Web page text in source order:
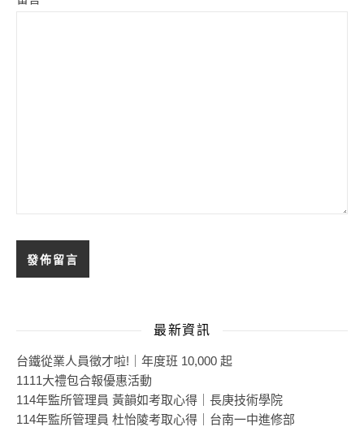
最新資訊
台鐵從業人員徵才啦!｜年度班 10,000 起
1111大禮包合報優惠活動
114年監所管理員 黃韻如考取心得｜長庚技術學院
114年監所管理員 杜怡陵考取心得｜台南一中進修部